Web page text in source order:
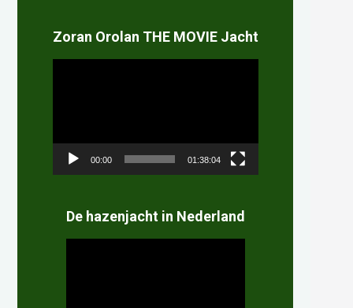
Zoran Orolan THE MOVIE Jacht
00:00 01:38:04
De hazenjacht in Nederland